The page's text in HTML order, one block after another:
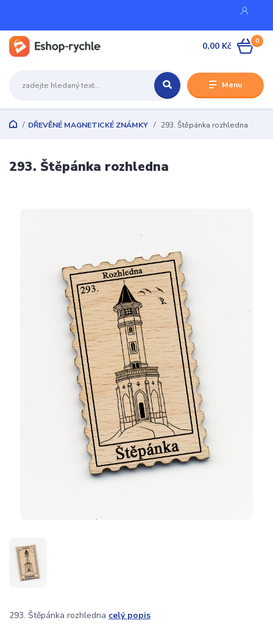
Menu
0
0,00 Kč
DŘEVĚNÉ MAGNETICKÉ ZNÁMKY 293. Štěpánka rozhledna
293. Štěpánka rozhledna
293. Štěpánka rozhledna celý popis